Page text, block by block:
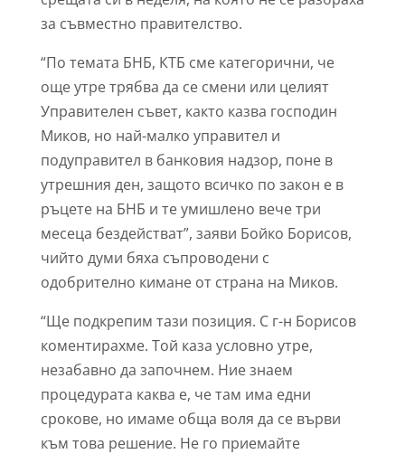
за съвместно правителство.
“По темата БНБ, КТБ сме категорични, че
още утре трябва да се смени или целият
Управителен съвет, както казва господин
Миков, но най-малко управител и
подуправител в банковия надзор, поне в
утрешния ден, защото всичко по закон е в
ръцете на БНБ и те умишлено вече три
месеца бездействат”, заяви Бойко Борисов,
чийто думи бяха съпроводени с
одобрително кимане от страна на Миков.
“Ще подкрепим тази позиция. С г-н Борисов
коментирахме. Той каза условно утре,
незабавно да започнем. Ние знаем
процедурата каква е, че там има едни
срокове, но имаме обща воля да се върви
към това решение. Не го приемайте